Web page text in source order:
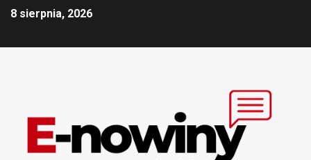
8 sierpnia, 2026